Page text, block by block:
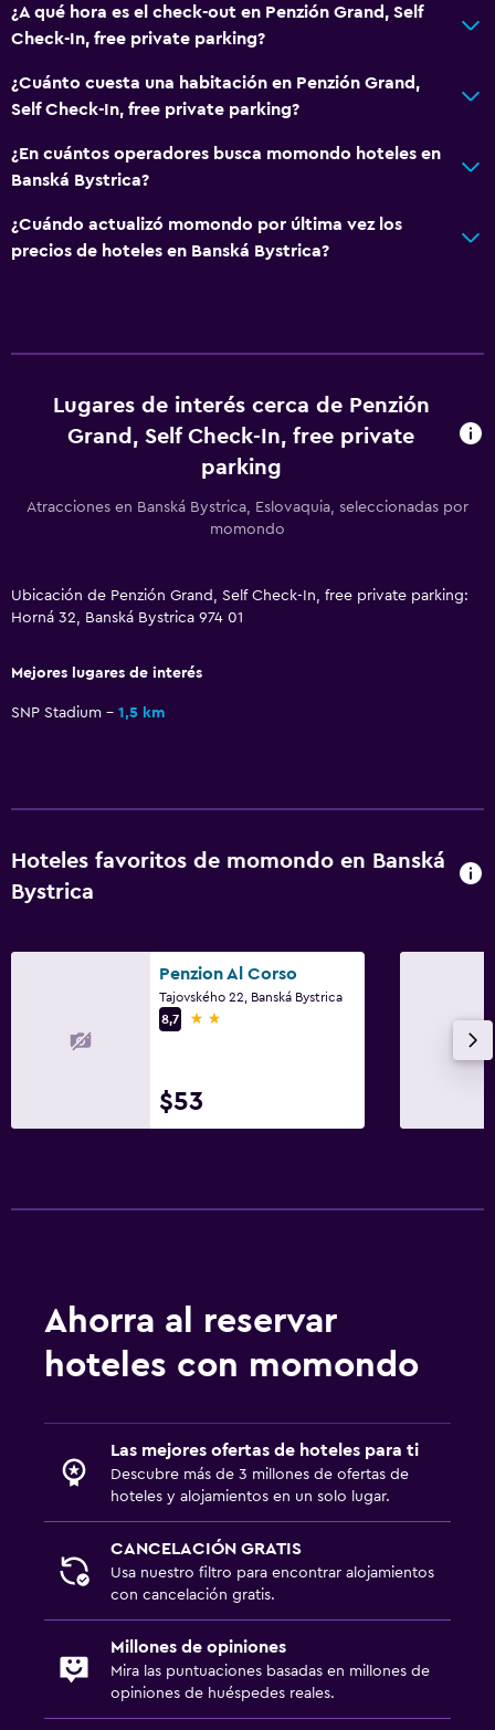
Almohada de plumas
Enchufe cerca de la cama
Armario o clóset
Sofá cama
Sistema de entretenimiento
TV por cable o vía satélite
TV de pantalla plana
Estacionamiento privado
Cámaras CCTV en el exterior
Aire libre
Zona de trabajo
Comedor
Servicios y facilidades
¿A qué hora es el check-out en Penzión Grand, Self
Check-In, free private parking?
¿Cuánto cuesta una habitación en Penzión Grand,
Self Check-In, free private parking?
¿En cuántos operadores busca momondo hoteles en
Banská Bystrica?
¿Cuándo actualizó momondo por última vez los
precios de hoteles en Banská Bystrica?
Lugares de interés cerca de Penzión
Grand, Self Check-In, free private
parking
Atracciones en Banská Bystrica, Eslovaquia, seleccionadas por
momondo
Ubicación de Penzión Grand, Self Check-In, free private parking:
Horná 32, Banská Bystrica 974 01
Mejores lugares de interés
SNP Stadium 1,5 km
Hoteles favoritos de momondo en Banská
Bystrica
Penzion Al Corso
Tajovského 22, Banská Bystrica
8,7
2 estrellas
$53
Ahorra al reservar
hoteles con momondo
Las mejores ofertas de hoteles para ti
Descubre más de 3 millones de ofertas de
hoteles y alojamientos en un solo lugar.
CANCELACIÓN GRATIS
Usa nuestro filtro para encontrar alojamientos
con cancelación gratis.
Millones de opiniones
Mira las puntuaciones basadas en millones de
opiniones de huéspedes reales.